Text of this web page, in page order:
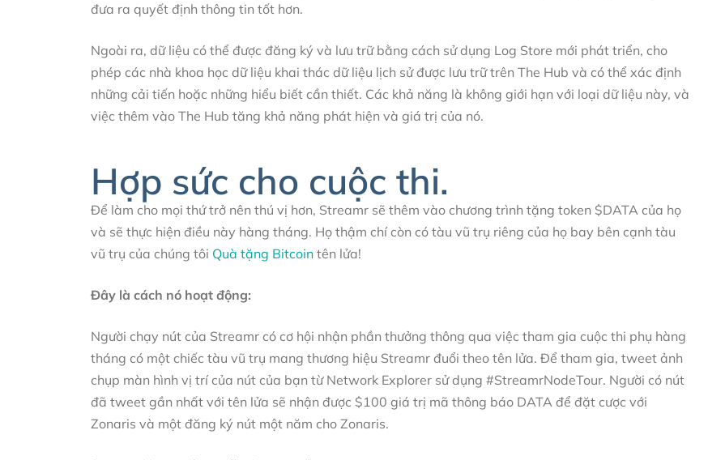
đưa ra quyết định thông tin tốt hơn.
Ngoài ra, dữ liệu có thể được đăng ký và lưu trữ bằng cách sử dụng Log Store mới phát triển, cho
phép các nhà khoa học dữ liệu khai thác dữ liệu lịch sử được lưu trữ trên The Hub và có thể xác định
những cải tiến hoặc những hiểu biết cần thiết. Các khả năng là không giới hạn với loại dữ liệu này, và
việc thêm vào The Hub tăng khả năng phát hiện và giá trị của nó.
Hợp sức cho cuộc thi.
Để làm cho mọi thứ trở nên thú vị hơn, Streamr sẽ thêm vào chương trình tặng token $DATA của họ
và sẽ thực hiện điều này hàng tháng. Họ thậm chí còn có tàu vũ trụ riêng của họ bay bên cạnh tàu
vũ trụ của chúng tôi Quà tặng Bitcoin tên lửa!
Đây là cách nó hoạt động:
Người chạy nút của Streamr có cơ hội nhận phần thưởng thông qua việc tham gia cuộc thi phụ hàng
tháng có một chiếc tàu vũ trụ mang thương hiệu Streamr đuổi theo tên lửa. Để tham gia, tweet ảnh
chụp màn hình vị trí của nút của bạn từ Network Explorer sử dụng #StreamrNodeTour. Người có nút
đã tweet gần nhất với tên lửa sẽ nhận được $100 giá trị mã thông báo DATA để đặt cược với
Zonaris và một đăng ký nút một năm cho Zonaris.